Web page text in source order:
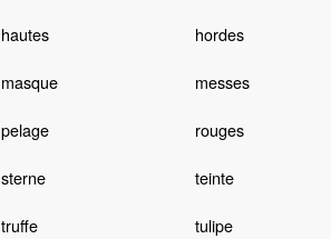
hautes hordes
masque messes
pelage rouges
sterne teinte
truffe tulipe